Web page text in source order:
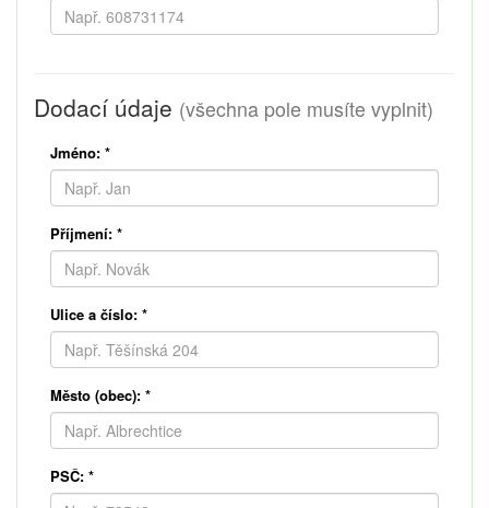
Dodací údaje (všechna pole musíte vyplnit)
Jméno: *
Příjmení: *
Ulice a číslo: *
Město (obec): *
PSČ: *